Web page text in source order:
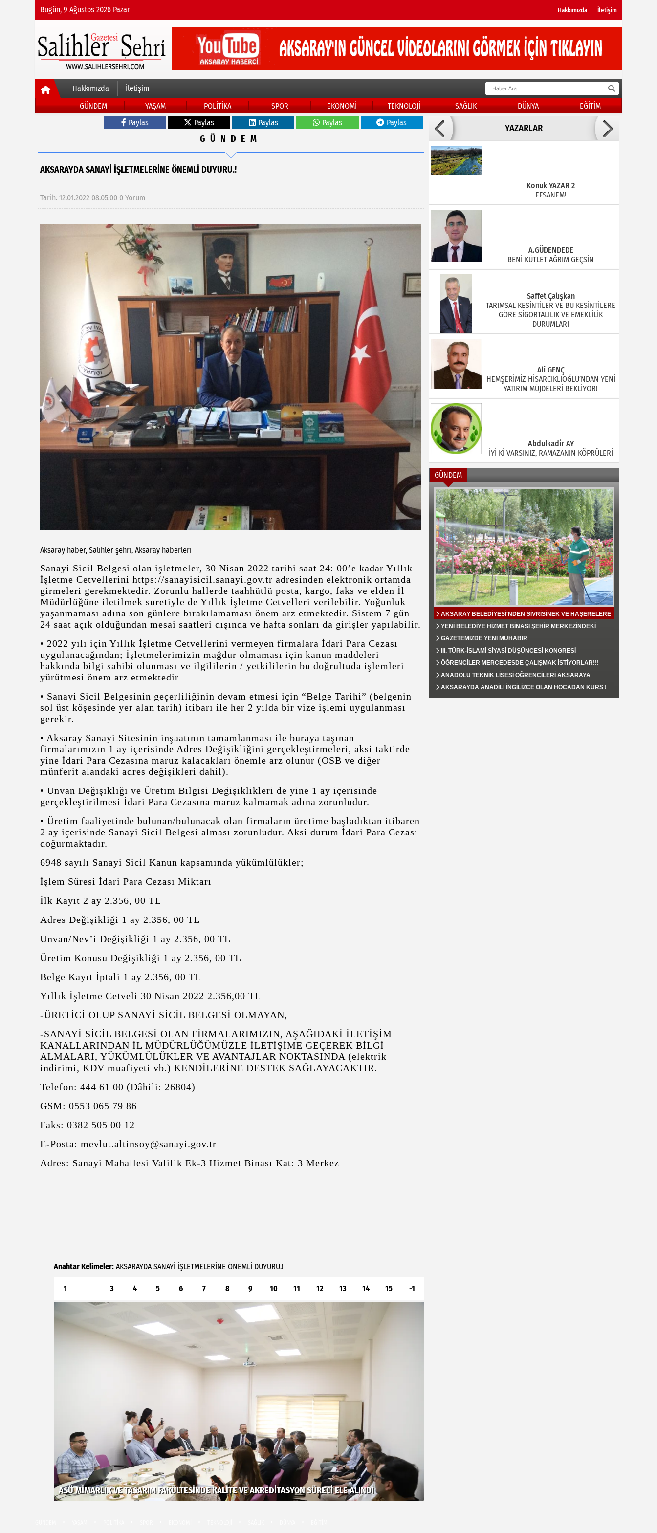
Bugün, 9 Ağustos 2026 Pazar Hakkımızda İletişim
Hakkımızda
İletişim
GÜNDEM
YAŞAM POLİTİKA SPOR EKONOMİ TEKNOLOJİ SAĞLIK DÜNYA EĞİTİM
GÜNDEM
AKSARAYDA SANAYİ İŞLETMELERİNE ÖNEMLİ DUYURU.!
Tarih: 12.01.2022 08:05:00 0 Yorum
Aksaray haber, Salihler şehri, Aksaray haberleri
Sanayi Sicil Belgesi olan işletmeler, 30 Nisan 2022 tarihi saat 24: 00’e kadar Yıllık
İşletme Cetvellerini https://sanayisicil.sanayi.gov.tr adresinden elektronik ortamda
girmeleri gerekmektedir. Zorunlu hallerde taahhütlü posta, kargo, faks ve elden İl
Müdürlüğüne iletilmek suretiyle de Yıllık İşletme Cetvelleri verilebilir. Yoğunluk
yaşanmaması adına son günlere bırakılamaması önem arz etmektedir. Sistem 7 gün
24 saat açık olduğundan mesai saatleri dışında ve hafta sonları da girişler yapılabilir.
• 2022 yılı için Yıllık İşletme Cetvellerini vermeyen firmalara İdari Para Cezası
uygulanacağından; İşletmelerimizin mağdur olmaması için kanun maddeleri
hakkında bilgi sahibi olunması ve ilgililerin / yetkililerin bu doğrultuda işlemleri
yürütmesi önem arz etmektedir
• Sanayi Sicil Belgesinin geçerliliğinin devam etmesi için “Belge Tarihi” (belgenin
sol üst köşesinde yer alan tarih) itibarı ile her 2 yılda bir vize işlemi uygulanması
gerekir.
• Aksaray Sanayi Sitesinin inşaatının tamamlanması ile buraya taşınan
firmalarımızın 1 ay içerisinde Adres Değişikliğini gerçekleştirmeleri, aksi taktirde
yine İdari Para Cezasına maruz kalacakları önemle arz olunur (OSB ve diğer
münferit alandaki adres değişikleri dahil).
• Unvan Değişikliği ve Üretim Bilgisi Değişiklikleri de yine 1 ay içerisinde
gerçekleştirilmesi İdari Para Cezasına maruz kalmamak adına zorunludur.
• Üretim faaliyetinde bulunan/bulunacak olan firmaların üretime başladıktan itibaren
2 ay içerisinde Sanayi Sicil Belgesi alması zorunludur. Aksi durum İdari Para Cezası
doğurmaktadır.
6948 sayılı Sanayi Sicil Kanun kapsamında yükümlülükler;
İşlem Süresi İdari Para Cezası Miktarı
İlk Kayıt 2 ay 2.356, 00 TL
Adres Değişikliği 1 ay 2.356, 00 TL
Unvan/Nev’i Değişikliği 1 ay 2.356, 00 TL
Üretim Konusu Değişikliği 1 ay 2.356, 00 TL
Belge Kayıt İptali 1 ay 2.356, 00 TL
Yıllık İşletme Cetveli 30 Nisan 2022 2.356,00 TL
-ÜRETİCİ OLUP SANAYİ SİCİL BELGESİ OLMAYAN,
-SANAYİ SİCİL BELGESİ OLAN FİRMALARIMIZIN, AŞAĞIDAKİ İLETİŞİM
KANALLARINDAN İL MÜDÜRLÜĞÜMÜZLE İLETİŞİME GEÇEREK BİLGİ
ALMALARI, YÜKÜMLÜLÜKLER VE AVANTAJLAR NOKTASINDA (elektrik
indirimi, KDV muafiyeti vb.) KENDİLERİNE DESTEK SAĞLAYACAKTIR.
Telefon: 444 61 00 (Dâhili: 26804)
GSM: 0553 065 79 86
Faks: 0382 505 00 12
E-Posta: mevlut.altinsoy@sanayi.gov.tr
Adres: Sanayi Mahallesi Valilik Ek-3 Hizmet Binası Kat: 3 Merkez
Anahtar Kelimeler: AKSARAYDA SANAYİ İŞLETMELERİNE ÖNEMLİ DUYURU.!
ASÜ MIMARLIK VE TASARIM FAKÜLTESINDE KALITE VE AKREDITASYON SÜRECI ELE ALINDI
1 3 4 5 6 7 8 9 10 11 12 13 14 15 -1
Paylas Paylas Paylas Paylas Paylas
YAZARLAR
KADER DİYEMEZSİN SEN KENDİN ETTİN
Konuk YAZAR 2
EFSANEM!
A.GÜDENDEDE
BENİ KÜTLET AĞRIM GEÇSİN
Saffet Çalışkan
TARIMSAL KESİNTİLER VE BU KESİNTİLERE
GÖRE SİGORTALILIK VE EMEKLİLİK
DURUMLARI
Ali GENÇ
HEMŞERİMİZ HİSARCIKLIOĞLU’NDAN YENİ
YATIRIM MÜJDELERİ BEKLİYOR!
Abdulkadir AY
İYİ Kİ VARSINIZ, RAMAZANIN KÖPRÜLERİ
Halil MANUŞ
“BİR HIYAR ARANIYOR”
Mahmut Çiçekdağı
Müslüman Nasıl Olmalı
Yavuz Bayram Çalışkan
RAHMAN VE RAHİM OLAN ALLAH
GÜNDEM
AKSARAY BELEDİYESİ'NDEN SİVRİSİNEK VE HAŞERELERE
KARŞI ETKİN MÜCADELE
YENİ BELEDİYE HİZMET BİNASI ŞEHİR MERKEZİNDEKİ
TRAFİK YOĞUNLUĞU AZALTTI
GAZETEMİZDE YENİ MUHABİR
III. TÜRK-İSLAMİ SİYASİ DÜŞÜNCESİ KONGRESİ
AKSARAY'DA YAPILACAK !
ÖĞRENCİLER MERCEDESDE ÇALIŞMAK İSTİYORLAR!!!
ANADOLU TEKNİK LİSESİ ÖĞRENCİLERİ AKSARAYA
FAYDALI OLMAK İSTİYORLAR.!!!
AKSARAYDA ANADİLİ İNGİLİZCE OLAN HOCADAN KURS !